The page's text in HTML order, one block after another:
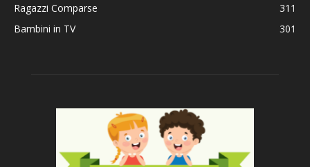
Ragazzi Comparse
311
Bambini in TV
301